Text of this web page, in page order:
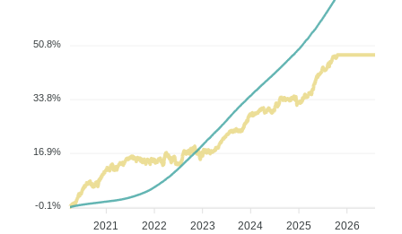
50.8%
33.8%
16.9%
-0.1%
2021 2022 2023 2024 2025 2026